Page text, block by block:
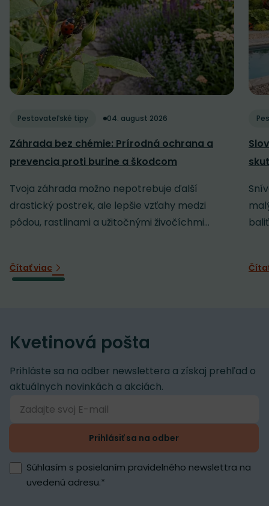
Pestovateľské tipy 04. august 2026
Záhrada bez chémie: Prírodná ochrana a
prevencia proti burine a škodcom
Tvoja záhrada možno nepotrebuje ďalší
drastický postrek, ale lepšie vzťahy medzi
pôdou, rastlinami a užitočnými živočíchmi...
Čítať viac
Kvetinová pošta
Prihláste sa na odber newslettera a získaj prehľad o
aktuálnych novinkách a akciách.
Prihlásiť sa na odber
Súhlasím s posielaním pravidelného newslettra na
uvedenú adresu.*